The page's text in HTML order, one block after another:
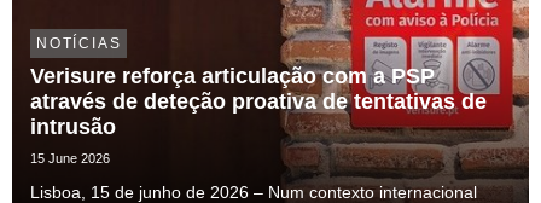
NOTÍCIAS
Verisure reforça articulação com a PSP
através de deteção proativa de tentativas de
intrusão
15 June 2026
Lisboa, 15 de junho de 2026 – Num contexto internacional